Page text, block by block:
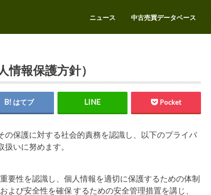
ニュース 中古売買データベース
エアガンをお得に売りたい
報保護方針）
はてブ Pocket
保護に対する社会的責務を認識し、以下のプライバ
いに努めます。
要性を認識し、個人情報を適切に保護するための体制
よび安全性を確保 するための安全管理措置を講じ、